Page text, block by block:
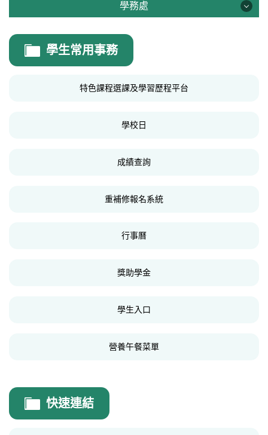
學務處
學務處
學生常用事務
特色課程選課及學習歷程平台
學校日
成績查詢
重補修報名系統
行事曆
獎助學金
學生入口
營養午餐菜單
快速連結